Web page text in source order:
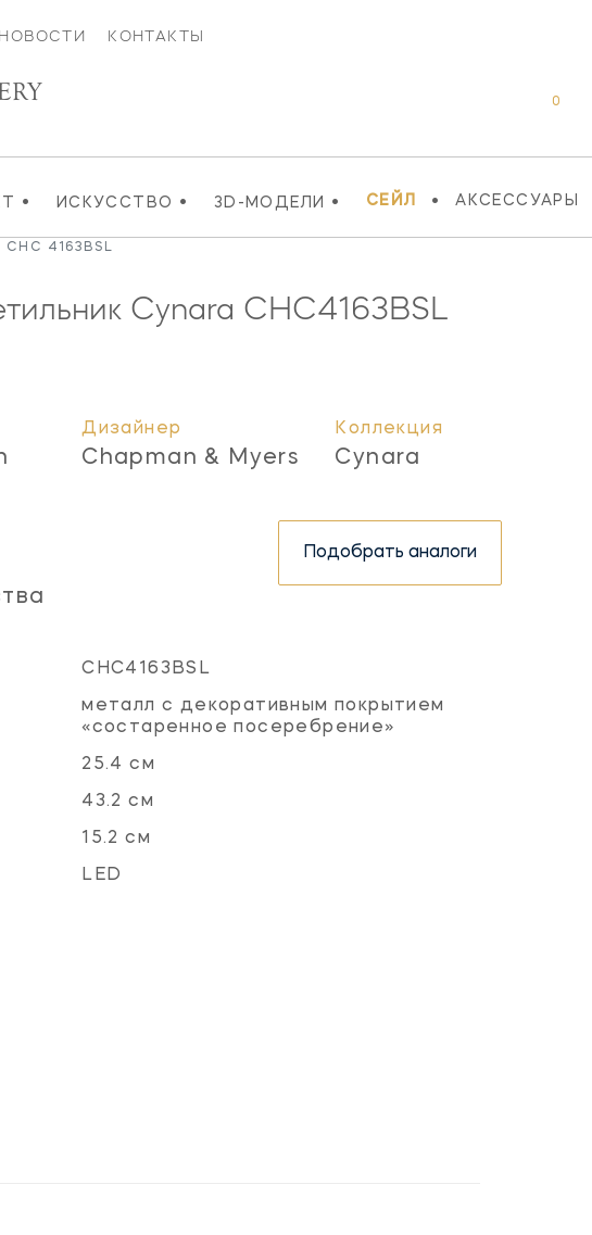
НОВОСТИ КОНТАКТЫ
• ИСКУССТВО • 3D-МОДЕЛИ • СЕЙЛ • АКСЕССУАРЫ
0
4163BSL
Cynara CHC4163BSL
Дизайнер
Chapman & Myers
Коллекция
Cynara
Подобрать аналоги
CHC4163BSL
металл с декоративным покрытием
«состаренное посеребрение»
25.4 см
43.2 см
15.2 см
LED